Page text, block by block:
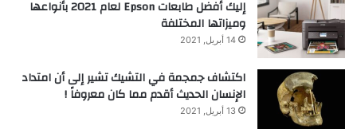
إليك أفضل طابعات Epson لعام 2021 بأنواعها
وميزاتها المختلفة
14 أبريل, 2021
اكتشاف جمجمة في التشيك تشير إلى أن امتداد
الإنسان الحديث أقدم مما كان معروفاً !
13 أبريل, 2021